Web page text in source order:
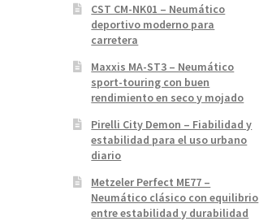
CST CM-NK01 – Neumático
deportivo moderno para
carretera
Maxxis MA-ST3 – Neumático
sport-touring con buen
rendimiento en seco y mojado
Pirelli City Demon – Fiabilidad y
estabilidad para el uso urbano
diario
Metzeler Perfect ME77 –
Neumático clásico con equilibrio
entre estabilidad y durabilidad